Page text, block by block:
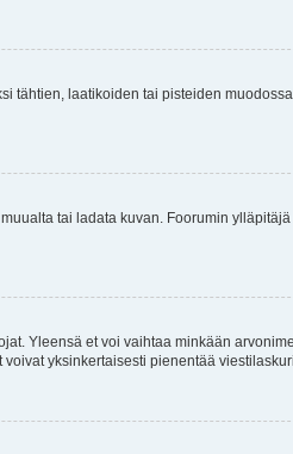
tähtien, laatikoiden tai pisteiden
tai ladata kuvan. Foorumin
Yleensä et voi vaihtaa minkään
yksinkertaisesti pienentää